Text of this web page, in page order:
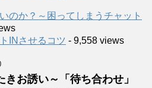
のか？～困ってしまうチャット
INさせるコツ - 9,558 views
きお誘い～「待ち合わせ」